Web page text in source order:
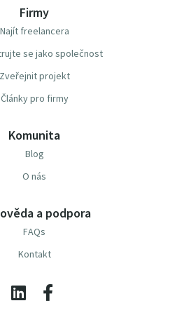
Firmy
Najít freelancera
se jako společnost
Zveřejnit projekt
Články pro firmy
Komunita
Blog
O nás
a podpora
FAQs
Kontakt